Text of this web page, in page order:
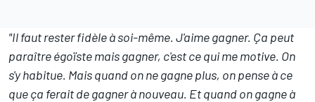
"Il faut rester fidèle à soi-même. J'aime gagner. Ça peut
paraître égoïste mais gagner, c'est ce qui me motive. On
s'y habitue. Mais quand on ne gagne plus, on pense à ce
que ça ferait de gagner à nouveau. Et quand on gagne à